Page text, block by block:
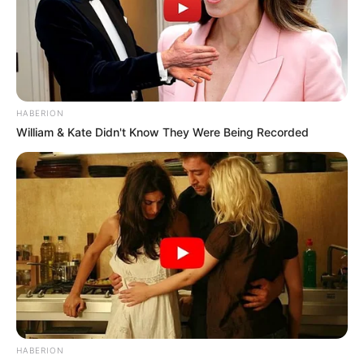
ΤΩΝ ΗΠΑ ΠΗΡΕ ΤΟ ΟΚ ΑΠΟ ΤΟΝ ΠΡΟΕΔΡΟ ΤΡΑΜΠ ΝΑ
ΕΚΘΕΣΕΙ ΜΕ ΤΟΝ ΧΕΙΡΟΤΕΡΟ ΤΡΟΠΟ ΤΟΝ ΒΥΕ-ΝΤΕΝ!
ΠΟΛΛΑ ΜΕ ΤΟΥΣ ΤΑΛΙΜΠΑΝ ΦΑΙΝΟΝΤΑΙ ΑΦΥΣΙΚΑ
ΑΛΛΑ ΤΟ ΟΛΟ ΣΚΗΝΙΚΟ ΘΥΜΙΖΕΙ «ΠΑΡΑΔΟΣΗ
ΚΟΚΚΙΝΩΝ ΧΑΠΙΩΝ» ΣΕ ΟΛΟ ΤΟΝ ΚΟΣΜΟ!
ΧΑΡΑΚΤΗΡΙΣΤΙΚΗ ΕΙΝΑΙ Η ΦΩΤΟΓΡΑΦΙΑ ΜΕ ΤΟΥΣ
ΚΑΙ ΤΟΝ ΠΡΟΕΔΡΟ ΤΡΑΜΠ ΜΕΣΑ ΑΠΟ ΤΟΝ
ΛΟΓΑΡΙΑΣΜΟ ΤΟΥ il Donaldo Trumpo ΝΑ ΑΝΑΦΕΡΕΙ, Η
ΜΑΛΛΟΝ ΝΑ ΔΗΛΩΝΕΙ ΠΩΣ «Ο ΚΟΣΜΟΣ ΠΙΑ ΔΕΝ ΘΑ
ΕΙΝΑΙ Ο ΙΔΙΟΣ…». ΑΥΤΟ ΠΙΣΤΕΥΟΥΜΕ ΚΑΙ ΕΜΕΙΣ! ΟΜΩΣ
ΕΙΠΑΜΕ.
HABERION
William & Kate Didn't Know They Were Being Recorded
HABERION